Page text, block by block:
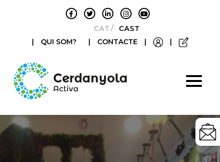
CATALÀCASTELLANO
|
QUI SOM? | CONTACTE | |